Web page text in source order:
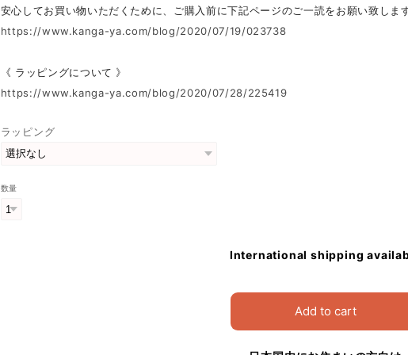
安心してお買い物いただくために、ご購入前に下記ページのご一読をお願い致します
https://www.kanga-ya.com/blog/2020/07/19/023738
《 ラッピングについて 》
https://www.kanga-ya.com/blog/2020/07/28/225419
ラッピング
数量
International shipping
Add to cart